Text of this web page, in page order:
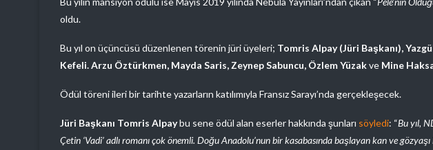
oldu.
Bu yıl on üçüncüsü düzenlenen törenin jüri üyeleri; Tomris Alpay (Jüri Başkanı),
Kefeli. Arzu Öztürkmen, Mayda Saris, Zeynep Sabuncu, Özlem Yüzakve Mine
Ödül töreni ileri bir tarihte yazarların katılımıyla Fransız Sarayı’nda gerçekleşecek.
Jüri Başkanı Tomris Alpaybu sene ödül alan eserler hakkında şunları söyledi: “Bu yıl,
Çetin ‘Vadi’ adlı romanı çok önemli. Doğu Anadolu’nun bir kasabasında başlayan kan ve